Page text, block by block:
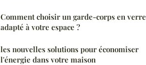
Comment choisir un garde-corps en verre
adapté à votre espace ?
les nouvelles solutions pour économiser
l'énergie dans votre maison